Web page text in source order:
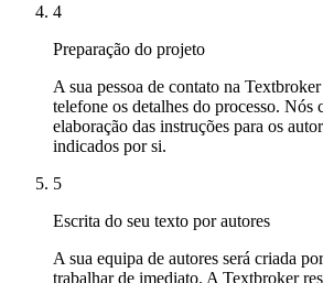
4
Preparação do projeto
A sua pessoa de contato na
telefone os detalhes do processo. Nós
elaboração das instruções para os
indicados por si.
5
Escrita do seu texto por autores
A sua equipa de autores será criada
trabalhar de imediato. A Textbroker